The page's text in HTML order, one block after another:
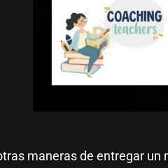
maneras de entregar